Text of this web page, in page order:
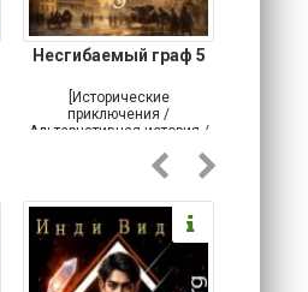
Несгибаемый граф 5
[Исторические
приключения /
Альтернативная история /